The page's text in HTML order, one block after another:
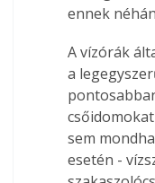
ennek
A vízórák
a
sem
esetén -